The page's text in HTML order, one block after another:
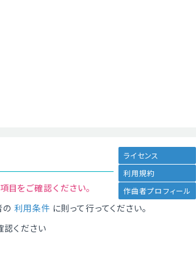
ライセンス
利用規約
作曲者プロフィール
目をご確認ください。
の 利用条件 に則って行ってください。
認ください